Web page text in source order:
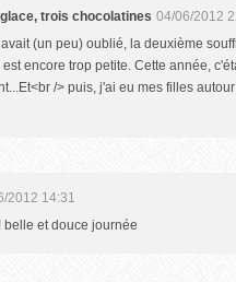
trois chocolatines 04/06/2012
(un peu) oublié, la deuxième
encore trop petite. Cette année,
/> puis, j'ai eu mes filles
2012 14:31
belle et douce journée